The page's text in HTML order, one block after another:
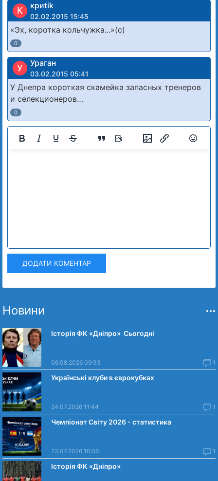
К криtik
02.02.2015 15:45
«Эх, коротка кольчужка...»(с)
0
У Ураган
03.02.2015 05:41
У Днепра короткая скамейка запасных тренеров
и селекционеров…
0
ДОДАТИ КОМЕНТАР
Новини
Історія ФК «Дніпро» Сьогодні
06.08.2026 09:33 1
Українські клуби в єврокубках
24.07.2026 11:44 1
Чемпіонат Світу 2026 - статистика
23.07.2026 10:56 1
Історія ФК «Дніпро»